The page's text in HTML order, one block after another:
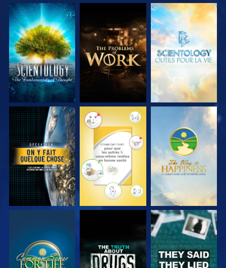
DÉCOUVRIR LES
SÉRIES
DÉCOUVRIR LES
SÉRIES
DÉCOUVRIR LES
SÉRIES
REGARDER REGARDER REGARDER
REGARDER REGARDER REGARDER